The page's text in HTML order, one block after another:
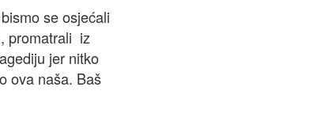
se osjećali
promatrali iz
jer nitko
ova naša. Baš